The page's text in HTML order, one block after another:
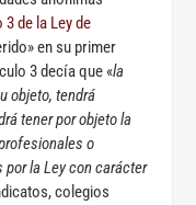
de la Ley de
en su primer
3 decía que «la
objeto, tendrá
tener por objeto la
o
la Ley con carácter
colegios